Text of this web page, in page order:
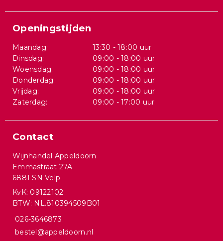
Openingstijden
Maandag:
13:30 - 18:00 uur
Dinsdag:
09:00 - 18:00 uur
Woensdag:
09:00 - 18:00 uur
Donderdag:
09:00 - 18:00 uur
Vrijdag:
09:00 - 18:00 uur
Zaterdag:
09:00 - 17:00 uur
Contact
Wijnhandel Appeldoorn
Emmastraat 27A
6881 SN Velp
KvK: 09122102
BTW: NL.810394509B01
026-3646873
bestel@appeldoorn.nl